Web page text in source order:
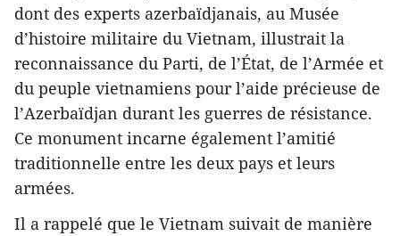
dont des experts azerbaïdjanais, au Musée
d’histoire militaire du Vietnam, illustrait la
reconnaissance du Parti, de l’État, de l’Armée et
du peuple vietnamiens pour l’aide précieuse de
l’Azerbaïdjan durant les guerres de résistance.
Ce monument incarne également l’amitié
traditionnelle entre les deux pays et leurs
armées.
Il a rappelé que le Vietnam suivait de manière